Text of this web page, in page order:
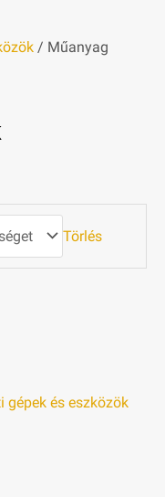
/ Műanyag
Törlés
gépek és eszközök